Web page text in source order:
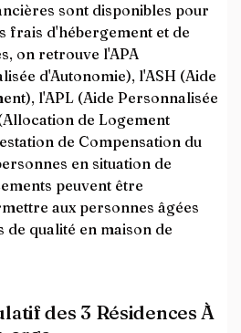
sont disponibles pour
frais d'hébergement et de
on retrouve l'APA
d'Autonomie), l'ASH (Aide
l'APL (Aide Personnalisée
de Logement
de Compensation du
en situation de
peuvent être
aux personnes âgées
de qualité en maison de
des 3 Résidences À